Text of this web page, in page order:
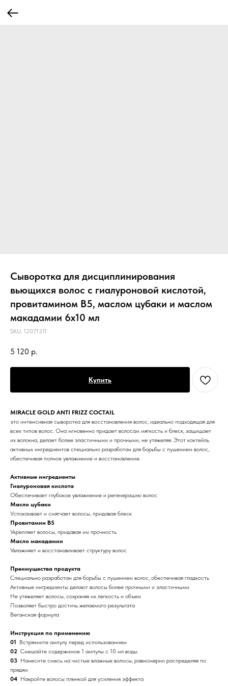
Cыворотка для дисциплинирования
вьющихся волос с гиалуроновой кислотой,
провитамином В5, маслом цубаки и маслом
макадамии 6х10 мл
SKU: 12071311
5 120 р.
Купить
MIRACLE GOLD ANTI FRIZZ COCTAIL
это интенсивная сыворотка для восстановления волос, идеально подходящая для
всех типов волос. Она мгновенно придает волосам мягкость и блеск, защищает
их волокна, делает более эластичными и прочными, не утяжеляя. Этот коктейль
активных ингредиентов специально разработан для борьбы с пушением волос,
обеспечивая полное увлажнение и восстановление.
Активные ингредиенты
Гиалуроновая кислота
Обеспечивает глубокое увлажнение и регенерацию волос
Масло цубаки
Успокаивает и смягчает волосы, придавая блеск
Провитамин В5
Укрепляет волосы, придавая им прочность
Масло макадамии
Увлажняет и восстанавливает структуру волос
Преимущества продукта
Специально разработан для борьбы с пушением волос, обеспечивая гладкость
Активные ингредиенты делают волосы более прочными и эластичными
Не утяжеляет волосы, сохраняя их легкость и объем
Позволяет быстро достичь желаемого результата
Веганская формула
Инструкция по применению
01 Встряхните ампулу перед использованием
02 Смешайте содержимое 1 ампулы с 10 мл воды
03 Нанесите смесь на чистые влажные волосы, равномерно распределяя по
прядям
04 Накройте волосы пленкой для усиления эффекта